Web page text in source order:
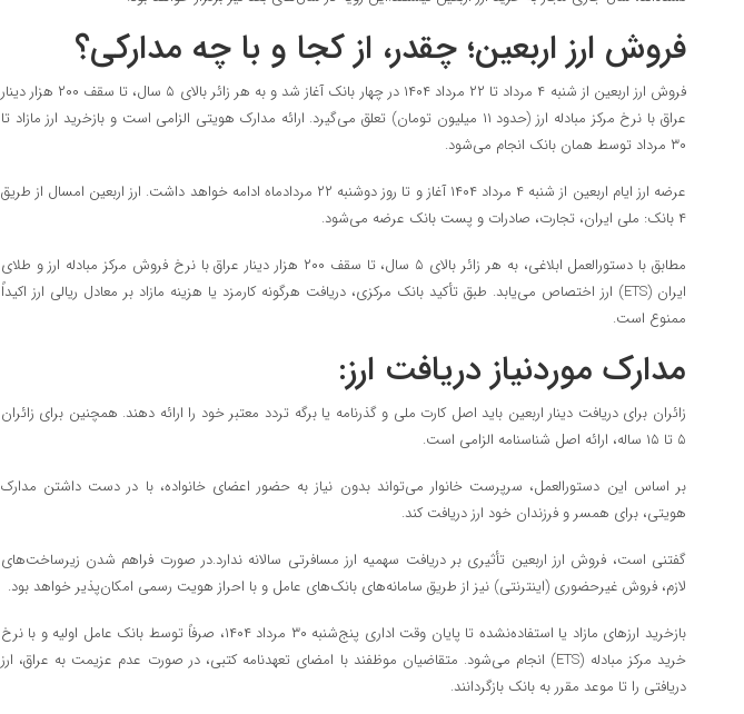
فروش ارز اربعین؛ چقدر، از کجا و با چه مدارکی؟
فروش ارز اربعین از شنبه ۴ مرداد تا ۲۲ مرداد ۱۴۰۴ در چهار بانک آغاز شد و به هر زائر بالای ۵ سال، تا سقف ۲۰۰ هزار دینار
عراق با نرخ مرکز مبادله ارز (حدود ۱۱ میلیون تومان) تعلق می‌گیرد. ارائه مدارک هویتی الزامی است و بازخرید ارز مازاد تا
۳۰ مرداد توسط همان بانک انجام می‌شود.
عرضه ارز ایام اربعین از شنبه ۴ مرداد ۱۴۰۴ آغاز و تا روز دوشنبه ۲۲ مردادماه ادامه خواهد داشت. ارز اربعین امسال از طریق
۴ بانک: ملی ایران، تجارت، صادرات و پست بانک عرضه می‌شود.
مطابق با دستورالعمل ابلاغی، به هر زائر بالای ۵ سال، تا سقف ۲۰۰ هزار دینار عراق با نرخ فروش مرکز مبادله ارز و طلای
ایران (ETS) ارز اختصاص می‌یابد. طبق تأکید بانک مرکزی، دریافت هرگونه کارمزد یا هزینه مازاد بر معادل ریالی ارز اکیداً
ممنوع است.
مدارک موردنیاز دریافت ارز:
زائران برای دریافت دینار اربعین باید اصل کارت ملی و گذرنامه یا برگه تردد معتبر خود را ارائه دهند. همچنین برای زائران
۵ تا ۱۵ ساله، ارائه اصل شناسنامه الزامی است.
بر اساس این دستورالعمل، سرپرست خانوار می‌تواند بدون نیاز به حضور اعضای خانواده، با در دست داشتن مدارک
هویتی، برای همسر و فرزندان خود ارز دریافت کند.
گفتنی است، فروش ارز اربعین تأثیری بر دریافت سهمیه ارز مسافرتی سالانه ندارد.در صورت فراهم شدن زیرساخت‌های
لازم، فروش غیرحضوری (اینترنتی) نیز از طریق سامانه‌های بانک‌های عامل و با احراز هویت رسمی امکان‌پذیر خواهد بود.
بازخرید ارز‌های مازاد یا استفاده‌نشده تا پایان وقت اداری پنج‌شنبه ۳۰ مرداد ۱۴۰۴، صرفاً توسط بانک عامل اولیه و با نرخ
خرید مرکز مبادله (ETS) انجام می‌شود. متقاضیان موظفند با امضای تعهدنامه کتبی، در صورت عدم عزیمت به عراق، ارز
دریافتی را تا موعد مقرر به بانک بازگردانند.